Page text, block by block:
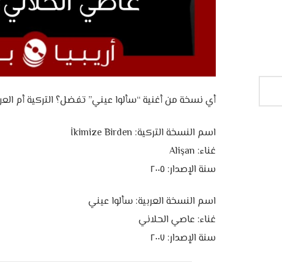
‎أي نسخة من أغنية “سألوا عيني” تفضل؟ التركية أم العربية؟ و بأي صوت اكتشفت الأغنية؟